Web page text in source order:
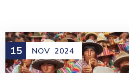
15 NOV 2024